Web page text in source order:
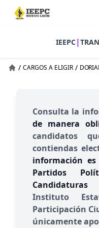
IEEPC|
/ CARGOS A ELIGIR /
Consulta la
de manera
candidatos
contiendas
información
Partidos
Instituto
Participación
únicamente